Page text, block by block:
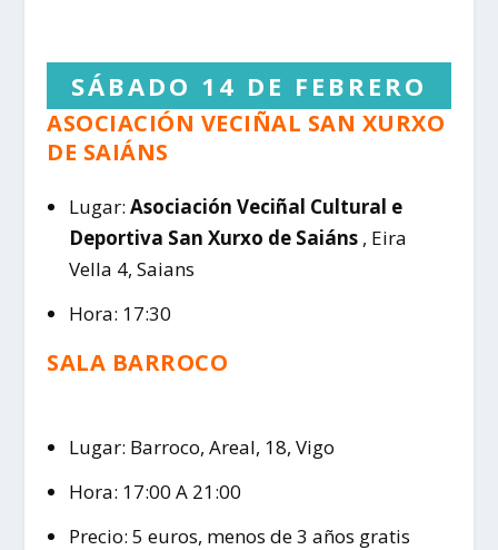
SÁBADO 14 DE FEBRERO
ASOCIACIÓN VECIÑAL SAN XURXO
DE SAIÁNS
Lugar: Asociación Veciñal Cultural e
Deportiva San Xurxo de Saiáns, Eira
Vella 4, Saians
Hora: 17:30
SALA BARROCO
Lugar: Barroco, Areal, 18, Vigo
Hora: 17:00 A 21:00
Precio: 5 euros, menos de 3 años gratis